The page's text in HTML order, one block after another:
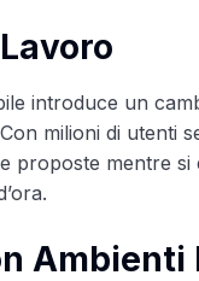
introduce un
milioni di utenti
proposte mentre si
Ambienti